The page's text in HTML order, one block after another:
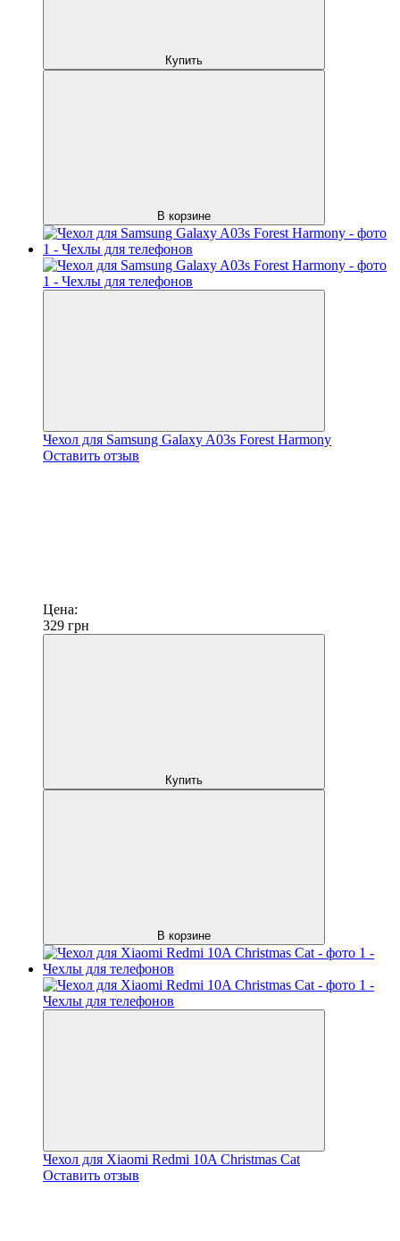
Купить
В корзине
Чехол для Samsung Galaxy A03s Forest Harmony
Оставить отзыв
Цена:
329 грн
Купить
В корзине
Чехол для Xiaomi Redmi 10A Christmas Cat
Оставить отзыв